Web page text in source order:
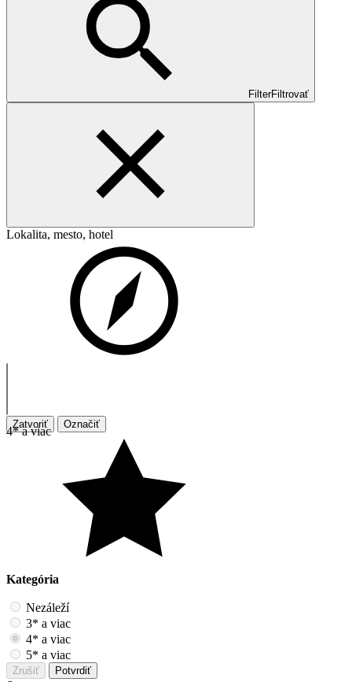
FilterFiltrovať
Lokalita, mesto, hotel
Zatvoriť Označiť
4* a viac
Kategória
Nezáleží
3* a viac
4* a viac
5* a viac
Zrušiť Potvrdiť